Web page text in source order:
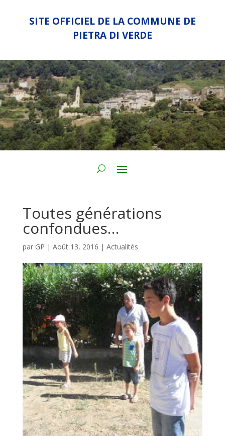
SITE OFFICIEL DE LA COMMUNE DE
PIETRA DI VERDE
Toutes générations
confondues…
par GP | Août 13, 2016 | Actualités